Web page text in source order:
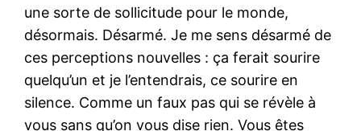
une sorte de sollicitude pour le monde,
désormais. Désarmé. Je me sens désarmé de
ces perceptions nouvelles : ça ferait sourire
quelqu’un et je l’entendrais, ce sourire en
silence. Comme un faux pas qui se révèle à
vous sans qu’on vous dise rien. Vous êtes